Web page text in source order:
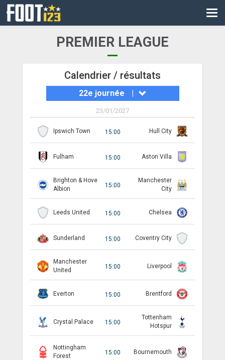
CM
LIGUE DES CHAMPIONS
LES DIRECTS
COUPE DE FRANCE
COUPE DE LA LIGUE
ANGLETERRE
ESPAGNE
ALLEMAGNE
RECHERCHE
PREMIER LEAGUE
Calendrier / résultats
22e journée |
23/01/2027
Ipswich Town 15:00 Hull City
Fulham 15:00 Aston Villa
Brighton & Hove
Albion
15:00
Manchester
City
Leeds United 15:00 Chelsea
Sunderland 15:00 Coventry City
Manchester
United
15:00 Liverpool
Everton 15:00 Brentford
Crystal Palace 15:00
Tottenham
Hotspur
Nottingham
Forest
15:00 Bournemouth